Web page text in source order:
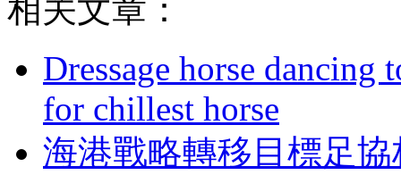
相关文章：
Dressage horse dancing
for chillest horse
海港戰略轉移目標足